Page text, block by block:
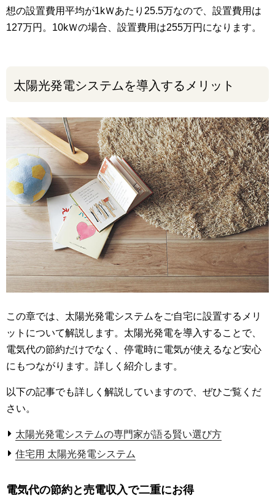
想の設置費用平均が1kＷあたり25.5万なので、設置費用は
127万円。10kＷの場合、設置費用は255万円になります。
太陽光発電システムを導入するメリット
この章では、太陽光発電システムをご自宅に設置するメリ
ットについて解説します。太陽光発電を導入することで、
電気代の節約だけでなく、停電時に電気が使えるなど安心
にもつながります。詳しく紹介します。
以下の記事でも詳しく解説していますので、ぜひご覧くだ
さい。
太陽光発電システムの専門家が語る賢い選び方
住宅用 太陽光発電システム
電気代の節約と売電収入で二重にお得